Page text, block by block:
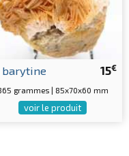
15€
barytine
grammes | 85x70x60 mm
voir le produit